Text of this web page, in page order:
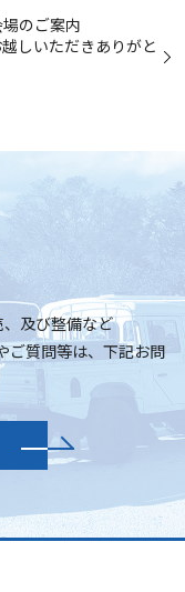
のご案内
しいただきありがと
及び整備など
質問等は、 下記お問